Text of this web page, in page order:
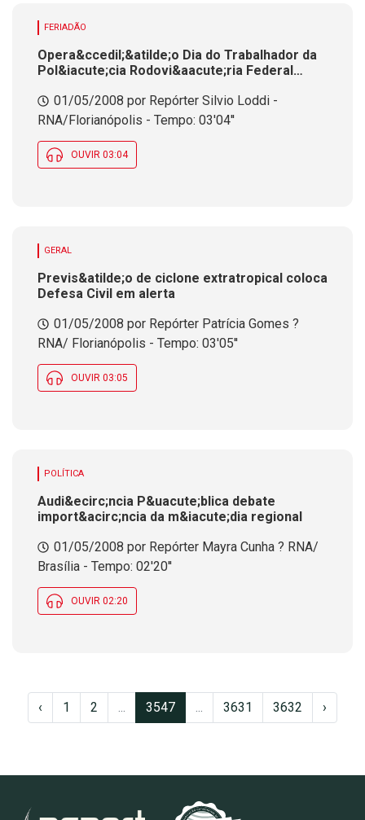
FERIADÃO
Opera&ccedil;&atilde;o Dia do Trabalhador da
Pol&iacute;cia Rodovi&aacute;ria Federal
motorista que ingerir bebidas
alco&oacute;licas
01/05/2008 por Repórter Silvio Loddi -
RNA/Florianópolis - Tempo: 03'04''
OUVIR 03:04
GERAL
Previs&atilde;o de ciclone extratropical coloca
Defesa Civil em alerta
01/05/2008 por Repórter Patrícia Gomes ?
RNA/ Florianópolis - Tempo: 03'05''
OUVIR 03:05
POLÍTICA
Audi&ecirc;ncia P&uacute;blica debate
import&acirc;ncia da m&iacute;dia regional
01/05/2008 por Repórter Mayra Cunha ? RNA/
Brasília - Tempo: 02'20''
OUVIR 02:20
‹ 1 2 ... 3547 ... 3631 3632 ›